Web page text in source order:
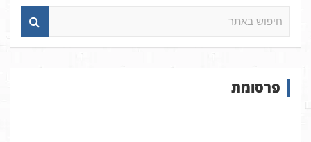
א
פרסומת